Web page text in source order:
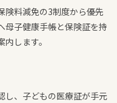
険料減免の3制度から優先
母子健康手帳と保険証を持
します。
し、子どもの医療証が手元